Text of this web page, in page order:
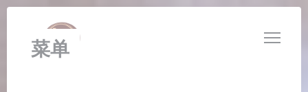
Cookie管理面板
菜单